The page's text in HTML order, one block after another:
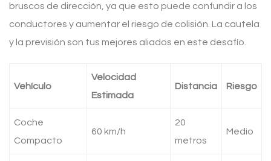
bruscos de dirección, ya que esto puede confundir a los
conductores y aumentar el riesgo de colisión. La cautela
y la previsión son tus mejores aliados en este desafío.
Vehículo
Velocidad
Estimada
Distancia Riesgo
Coche
Compacto
60 km/h
20
metros
Medio